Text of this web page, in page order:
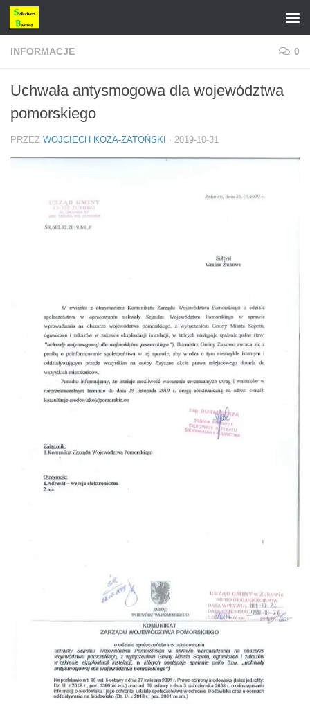
Przejdź do treści
INFORMACJE 0
Uchwała antysmogowa dla województwa
pomorskiego
PRZEZ WOJCIECH KOZA-ZATOŃSKI · 2019-10-31